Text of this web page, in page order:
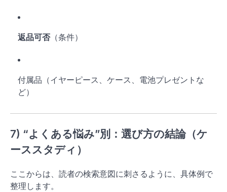
返品可否（条件）
付属品（イヤーピース、ケース、電池プレゼントな
ど）
7) “よくある悩み”別：選び方の結論（ケ
ーススタディ）
ここからは、読者の検索意図に刺さるように、具体例で
整理します。